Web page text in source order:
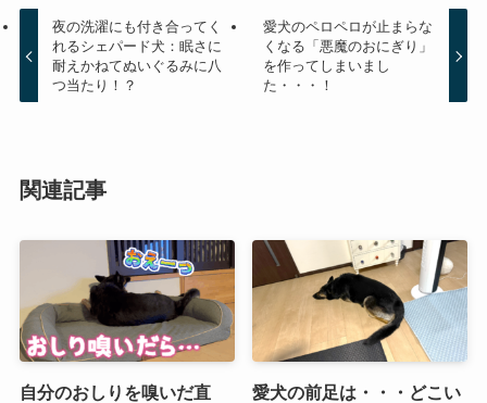
夜の洗濯にも付き合ってく
れるシェパード犬：眠さに
耐えかねてぬいぐるみに八
つ当たり！？
愛犬のペロペロが止まらな
くなる「悪魔のおにぎり」
を作ってしまいまし
た・・・！
関連記事
自分のおしりを嗅いだ直
愛犬の前足は・・・どこい